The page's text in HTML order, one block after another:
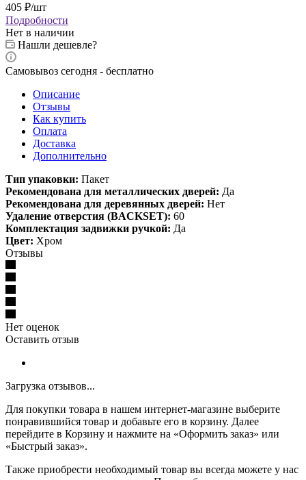
405 ₽/шт
Подробности
Нет в наличии
Нашли дешевле?
Самовывоз сегодня - бесплатно
Описание
Отзывы
Как купить
Оплата
Доставка
Дополнительно
Тип упаковки: Пакет
Рекомендована для металлических дверей: Да
Рекомендована для деревянных дверей: Нет
Удаление отверстия (BACKSET): 60
Комплектация задвижки ручкой: Да
Цвет: Хром
Отзывы
Нет оценок
Оставить отзыв
Загрузка отзывов...
Для покупки товара в нашем интернет-магазине выберите
понравившийся товар и добавьте его в корзину. Далее
перейдите в Корзину и нажмите на «Оформить заказ» или
«Быстрый заказ».
Также приобрести необходимый товар вы всегда можете у нас